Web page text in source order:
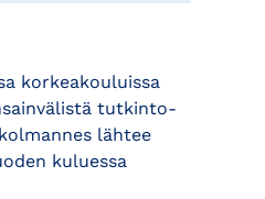
korkeakouluissa
tutkinto-
lähtee
kuluessa